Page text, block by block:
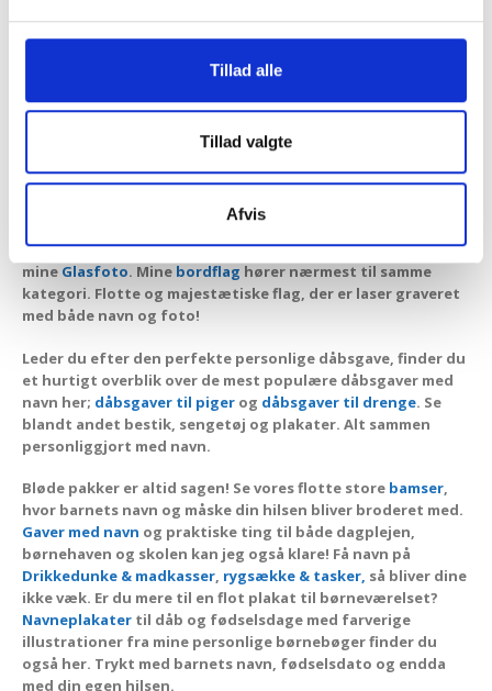
Tillad alle
Tillad valgte
Afvis
personlige oplysninger fra fødslen. Alt flettet ind i
eventyret sammen med din personlige hilsen. En mindebog
for både forældre og barnet til dåbsdagen og barnets
3D glasmed dit eget foto og2D Glaser ligeledes unikke og
magiske gaver. Tusindvis af små prikker, lavet med laser,
skaber den vidunderlige 3D effekt inde i glasset! En
eksklusiv dåbsgave. Skal du gemme et godt foto? Så kig på
mine Glasfoto. Mine bordflag hører nærmest til samme
kategori. Flotte og majestætiske flag, der er laser graveret
med både navn og foto!
Leder du efter den perfekte personlige dåbsgave, finder du
et hurtigt overblik over de mest populære dåbsgaver med
navn her; dåbsgaver til piger og dåbsgaver til drenge. Se
blandt andet bestik, sengetøj og plakater. Alt sammen
personliggjort med navn.
Bløde pakker er altid sagen! Se vores flotte store bamser,
hvor barnets navn og måske din hilsen bliver broderet med.
Gaver med navn og praktiske ting til både dagplejen,
børnehaven og skolen kan jeg også klare! Få navn på
Drikkedunke & madkasser, rygsække & tasker, så bliver dine
ikke væk. Er du mere til en flot plakat til børneværelset?
Navneplakater til dåb og fødselsdage med farverige
illustrationer fra mine personlige børnebøger finder du
også her. Trykt med barnets navn, fødselsdato og endda
med din egen hilsen.